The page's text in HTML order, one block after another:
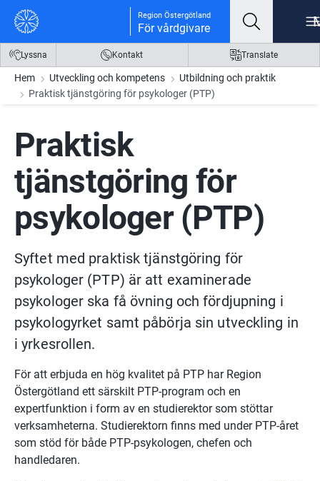
Gå till innehåll
Gå till meny
Gå till sidfot Region Östergötland
För vårdgivare
Lyssna Kontakt Translate
Hem Utveckling och kompetens
Utbildning och praktik
Praktisk tjänstgöring för psykologer (PTP)
Praktisk
tjänstgöring för
psykologer (PTP)
Syftet med praktisk tjänstgöring för
psykologer (PTP) är att examinerade
psykologer ska få övning och fördjupning i
psykologyrket samt påbörja sin utveckling in
i yrkesrollen.
För att erbjuda en hög kvalitet på PTP har Region
Östergötland ett särskilt PTP-program och en
expertfunktion i form av en studierektor som stöttar
verksamheterna. Studierektorn finns med under PTP-året
som stöd för både PTP-psykologen, chefen och
handledaren.